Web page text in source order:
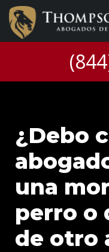
¿Debo
una
perro o
de otro